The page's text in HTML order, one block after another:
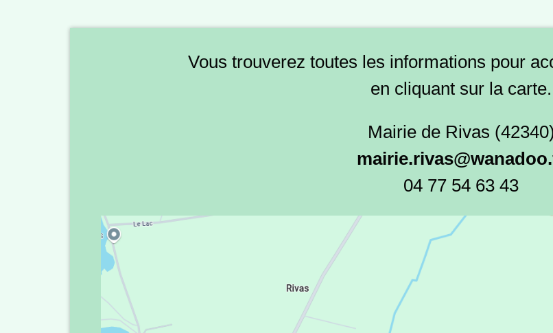
Vous trouverez toutes les informations pour
en cliquant sur la carte.
Mairie de Rivas (42340)
04 77 54 63 43